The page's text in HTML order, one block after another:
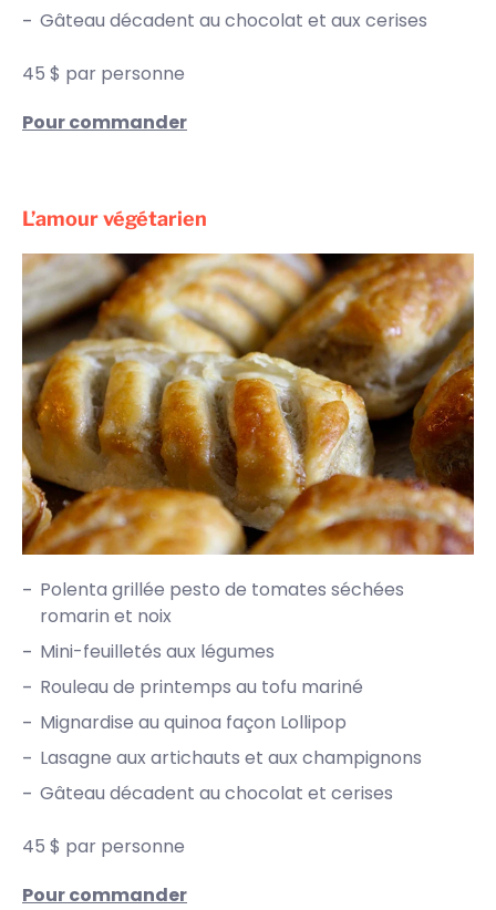
Gâteau décadent au chocolat et aux cerises
45 $ par personne
Pour commander
L’amour végétarien
Polenta grillée pesto de tomates séchées
romarin et noix
Mini-feuilletés aux légumes
Rouleau de printemps au tofu mariné
Mignardise au quinoa façon Lollipop
Lasagne aux artichauts et aux champignons
Gâteau décadent au chocolat et cerises
45 $ par personne
Pour commander